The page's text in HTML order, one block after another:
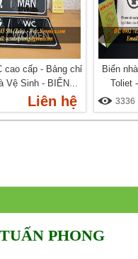
cao cấp - Bảng chỉ
Vệ Sinh - BIỂN...
Liên hệ
Biển
Toliet
3336
PHONG